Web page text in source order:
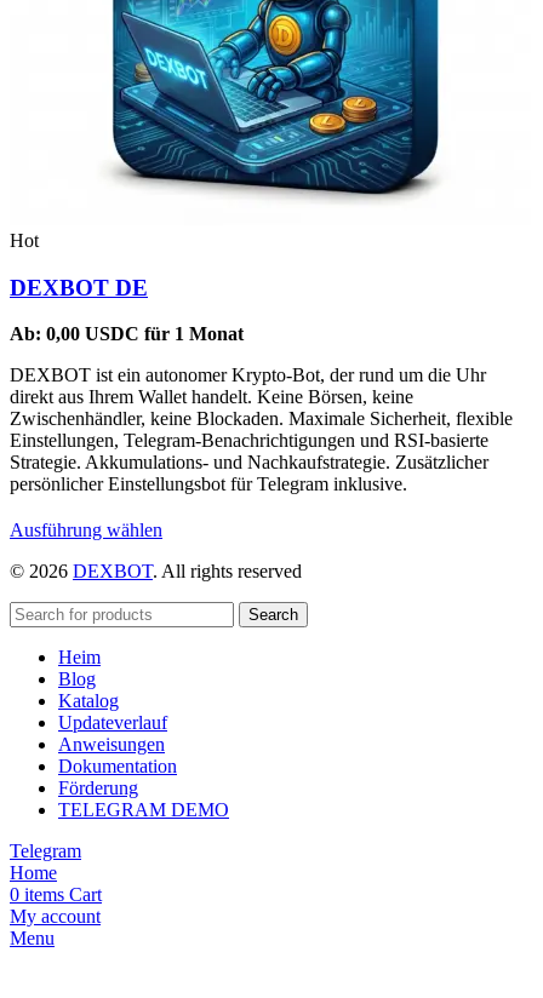
Hot
DEXBOT DE
Ab: 0,00 USDC für 1 Monat
DEXBOT ist ein autonomer Krypto-Bot, der rund um die Uhr
direkt aus Ihrem Wallet handelt. Keine Börsen, keine
Zwischenhändler, keine Blockaden. Maximale Sicherheit, flexible
Einstellungen, Telegram-Benachrichtigungen und RSI-basierte
Strategie. Akkumulations- und Nachkaufstrategie. Zusätzlicher
persönlicher Einstellungsbot für Telegram inklusive.
Ausführung wählen
weist
auf
der
Produktseite
werden
© 2026 DEXBOT. All rights reserved
Search
Heim
Blog
Katalog
Updateverlauf
Anweisungen
Dokumentation
Förderung
TELEGRAM DEMO
Telegram
Home
0 items Cart
My account
Menu